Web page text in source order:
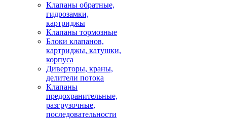
Клапаны обратные,
гидрозамки,
картриджы
Клапаны тормозные
Блоки клапанов,
картриджы, катушки,
корпуса
Диверторы, краны,
делители потока
Клапаны
предохранительные,
разгрузочные,
последовательности